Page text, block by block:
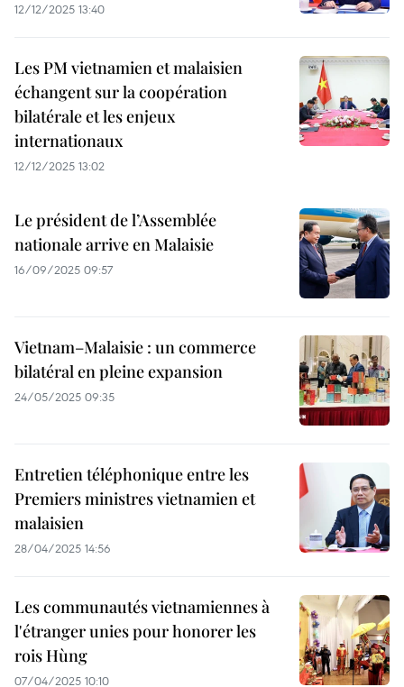
12/12/2025 13:40
Les PM vietnamien et malaisien
échangent sur la coopération
bilatérale et les enjeux
internationaux
12/12/2025 13:02
Le président de l’Assemblée
nationale arrive en Malaisie
16/09/2025 09:57
Vietnam–Malaisie : un commerce
bilatéral en pleine expansion
24/05/2025 09:35
Entretien téléphonique entre les
Premiers ministres vietnamien et
malaisien
28/04/2025 14:56
Les communautés vietnamiennes à
l'étranger unies pour honorer les
rois Hùng
07/04/2025 10:10